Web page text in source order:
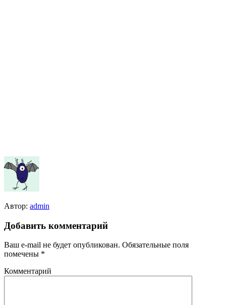
Автор: admin
Добавить комментарий
Ваш e-mail не будет опубликован. Обязательные поля
помечены *
Комментарий